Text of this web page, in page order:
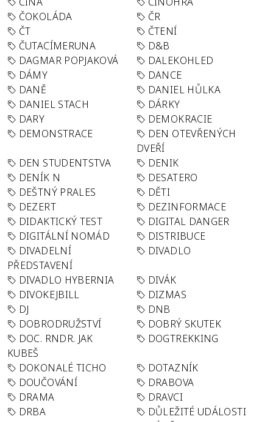
ČOKOLÁDA
ČR
ČT
ČTENÍ
ČUTACÍMERUNA
D&B
DAGMAR POPJAKOVÁ
DALEKOHLED
DÁMY
DANCE
DANĚ
DANIEL HŮLKA
DANIEL STACH
DÁRKY
DARY
DEMOKRACIE
DEMONSTRACE
DEN OTEVŘENÝCH
DVEŘÍ
DEN STUDENTSTVA
DENIK
DENÍK N
DESATERO
DEŠTNÝ PRALES
DĚTI
DEZERT
DEZINFORMACE
DIDAKTICKÝ TEST
DIGITAL DANGER
DIGITÁLNÍ NOMÁD
DISTRIBUCE
DIVADELNÍ
PŘEDSTAVENÍ
DIVADLO
DIVADLO HYBERNIA
DIVÁK
DIVOKEJBILL
DIZMAS
DJ
DNB
DOBRODRUŽSTVÍ
DOBRÝ SKUTEK
DOC. RNDR. JAK
KUBEŠ
DOGTREKKING
DOKONALÉ TICHO
DOTAZNÍK
DOUČOVÁNÍ
DRABOVA
DRAMA
DRAVCI
DRBA
DŮLEŽITÉ UDÁLOSTI